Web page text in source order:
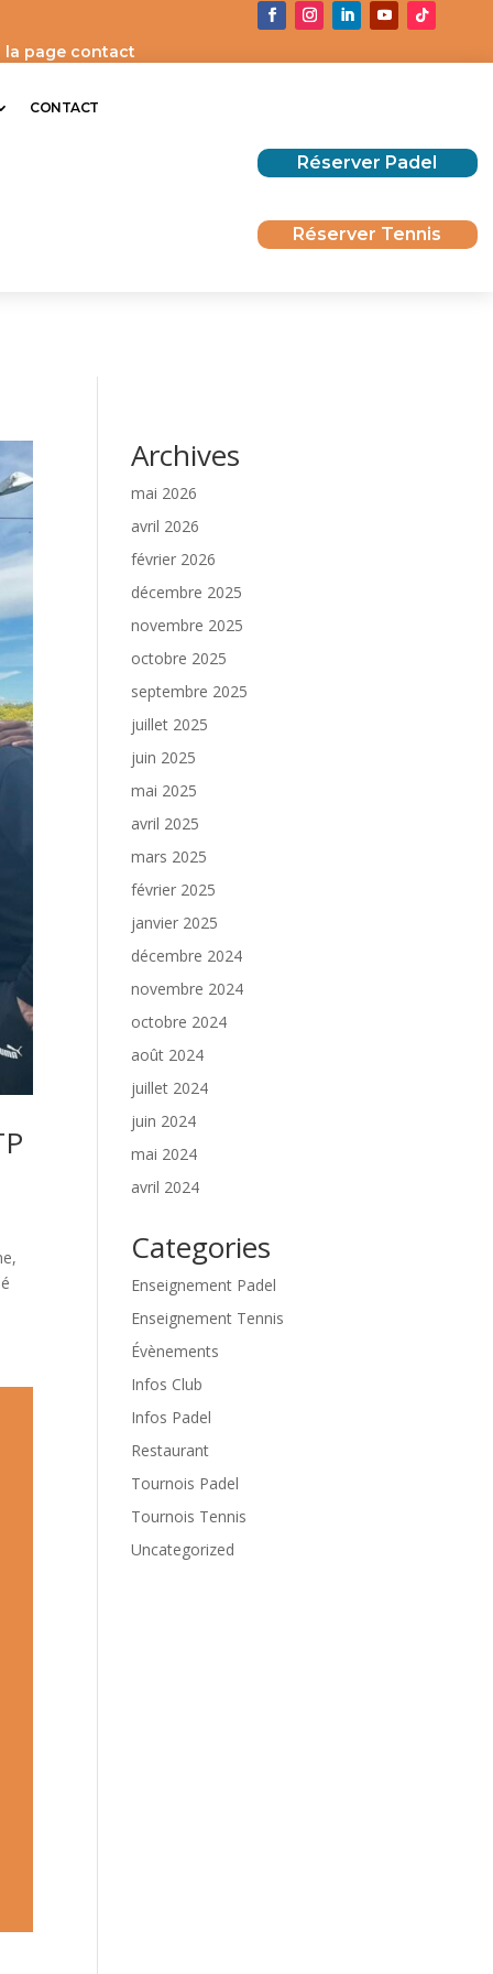
la page contact
CONTACT
Réserver Padel
Réserver Tennis
Archives
mai 2026
avril 2026
février 2026
décembre 2025
novembre 2025
octobre 2025
septembre 2025
juillet 2025
juin 2025
mai 2025
avril 2025
mars 2025
février 2025
janvier 2025
décembre 2024
novembre 2024
octobre 2024
août 2024
juillet 2024
juin 2024
mai 2024
avril 2024
Categories
Enseignement Padel
Enseignement Tennis
Évènements
Infos Club
Infos Padel
Restaurant
Tournois Padel
Tournois Tennis
Uncategorized